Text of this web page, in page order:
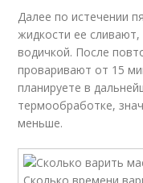
Далее по истечении
жидкости ее
водичкой. После
проваривают от 15
планируете в
термообработке,
меньше.